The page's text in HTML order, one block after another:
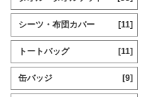
シーツ・布団カバー [11]
トートバッグ [11]
缶バッジ [9]